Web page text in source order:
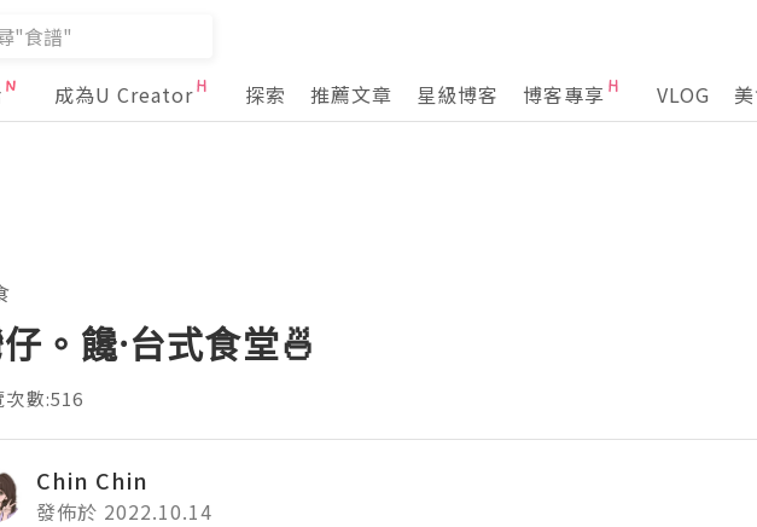
成為U Creator 探索 推薦文章 星級博客 博客專享 VLOG
。饞·台式食堂🍜
次數:516
Chin Chin
發佈於 2022.10.14